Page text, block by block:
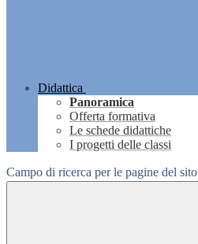
Didattica
Panoramica
Offerta formativa
Le schede didattiche
I progetti delle classi
Campo di ricerca per le pagine del sito